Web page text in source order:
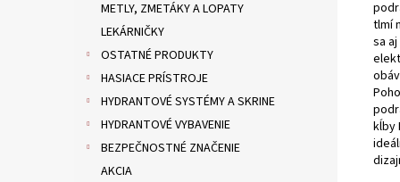
METLY, ZMETÁKY A LOPATY
LEKÁRNIČKY
OSTATNÉ PRODUKTY
HASIACE PRÍSTROJE
HYDRANTOVÉ SYSTÉMY A SKRINE
HYDRANTOVÉ VYBAVENIE
BEZPEČNOSTNÉ ZNAČENIE
AKCIA
tlmí
sa
kĺby